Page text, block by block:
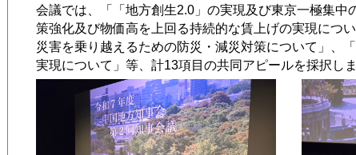
会議では、「「地方創生2.0」の実現及び東京一極集
策強化及び物価高を上回る持続的な賃上げの実現につ
災害を乗り越えるための防災・減災対策について」、
実現について」等、計13項目の共同アピールを採択し